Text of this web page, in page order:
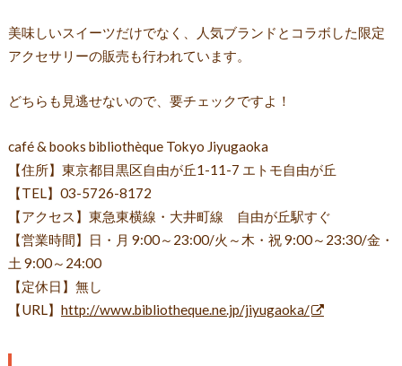
美味しいスイーツだけでなく、人気ブランドとコラボした限定
アクセサリーの販売も行われています。
どちらも見逃せないので、要チェックですよ！
café & books bibliothèque Tokyo Jiyugaoka
【住所】東京都目黒区自由が丘1-11-7 エトモ自由が丘
【TEL】03-5726-8172
【アクセス】東急東横線・大井町線 自由が丘駅すぐ
【営業時間】日・月 9:00～23:00/火～木・祝 9:00～23:30/金・
土 9:00～24:00
【定休日】無し
【URL】 http://www.bibliotheque.ne.jp/jiyugaoka/